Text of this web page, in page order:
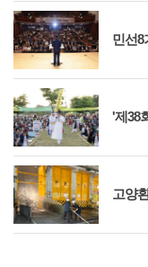
민선8
'제38
고양